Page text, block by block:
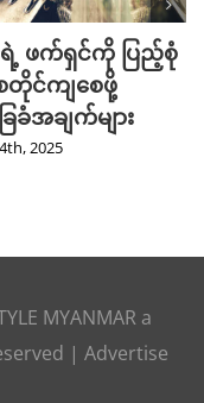
ဖက်ရှင်ကို ပြည့်စုံ
စတိုင်ကျစေဖို့
ခံအချက်များ
2025
MYANMAR a
| Advertise